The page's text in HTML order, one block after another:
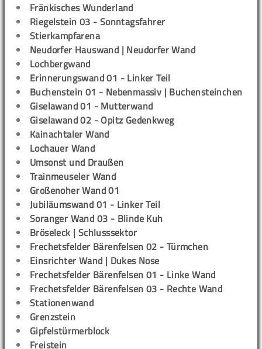
Fränkisches Wunderland
Riegelstein 03 - Sonntagsfahrer
Stierkampfarena
Neudorfer Hauswand | Neudorfer Wand
Lochbergwand
Erinnerungswand 01 - Linker Teil
Buchenstein 01 - Nebenmassiv | Buchensteinchen
Giselawand 01 - Mutterwand
Giselawand 02 - Opitz Gedenkweg
Kainachtaler Wand
Lochauer Wand
Umsonst und Draußen
Trainmeuseler Wand
Großenoher Wand 01
Jubiläumswand 01 - Linker Teil
Soranger Wand 03 - Blinde Kuh
Bröseleck | Schlusssektor
Frechetsfelder Bärenfelsen 02 - Türmchen
Einsrichter Wand | Dukes Nose
Frechetsfelder Bärenfelsen 01 - Linke Wand
Frechetsfelder Bärenfelsen 03 - Rechte Wand
Stationenwand
Grenzstein
Gipfelstürmerblock
Freistein